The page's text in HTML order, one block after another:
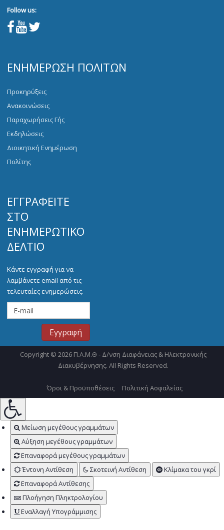
Follow us:
ΕΝΗΜΈΡΩΣΗ ΠΟΛΙΤΏΝ
Προκηρύξεις
Ανακοινώσεις
Παραχωρήσεις Γής
Εκδηλώσεις
Διοικητική Ενημέρωση
Πολίτης
ΕΓΓΡΑΦΕΊΤΕ
ΣΤΟ
ΕΝΗΜΕΡΩΤΙΚΌ
ΔΕΛΤΊΟ
Κάντε εγγραφή για να
λαμβάνετε email από τις
τελευταίες ενημερώσεις.
Copyright © 2026 Π.Α.Μ.Θ - Δ/νση Διαφάνειας & Ηλεκτρονικής
Διακυβέρνησης. All Rights Reserved.
Όροι & Προϋποθέσεις Πολιτική Ασφαλείας
Μείωση μεγέθους γραμμάτων
Αύξηση μεγέθους γραμμάτων
Επαναφορά μεγέθους γραμμάτων
Έντονη Αντίθεση
Σκοτεινή Αντίθεση
Κλίμακα του γκρί
Επαναφορά Αντίθεσης
Πλοήγηση Πληκτρολογίου
Εναλλαγή Υπογράμμισης